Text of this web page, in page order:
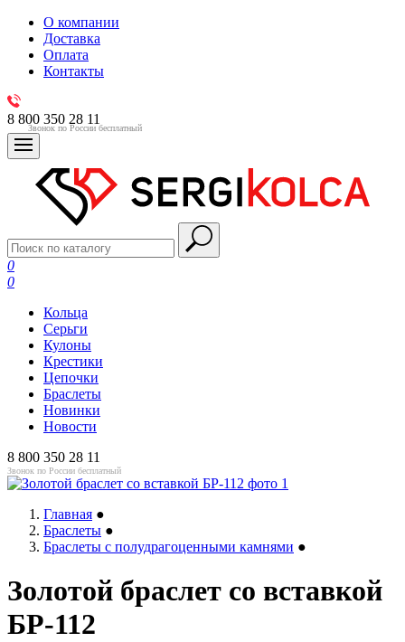
О компании
Доставка
Оплата
Контакты
8 800 350 28 11
Звонок по России бесплатный
0
0
Кольца
Серьги
Кулоны
Крестики
Цепочки
Браслеты
Новинки
Новости
8 800 350 28 11
Звонок по России бесплатный
Главная ●
Браслеты ●
Браслеты с полудрагоценными камнями ●
Золотой браслет со вставкой
БР-112